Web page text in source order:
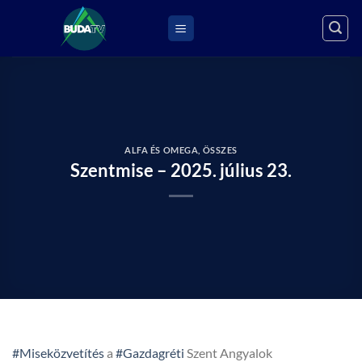
ALFA ÉS OMEGA ÖSSZES
Szentmise – 2025. július 23.
#Miseközvetítésa #Gazdagréti Szent Angyalok